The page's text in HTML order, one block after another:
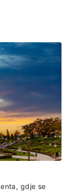
gdje se